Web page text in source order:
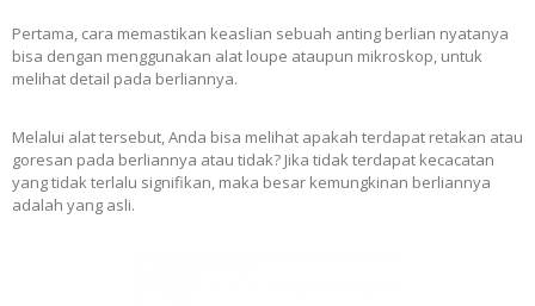
Pertama, cara memastikan keaslian sebuah anting berlian nyatanya
bisa dengan menggunakan alat loupe ataupun mikroskop, untuk
melihat detail pada berliannya.
Melalui alat tersebut, Anda bisa melihat apakah terdapat retakan atau
goresan pada berliannya atau tidak? Jika tidak terdapat kecacatan
yang tidak terlalu signifikan, maka besar kemungkinan berliannya
adalah yang asli.